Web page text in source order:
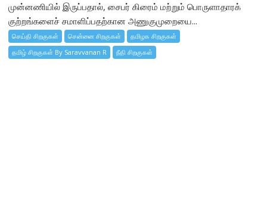
முன்னணியில் இருப்பதால், சைபர் கிரைம் மற்றும் பொருளாதாரக்
குற்றங்களைச் சமாளிப்பதற்கான அணுகுமுறையை...
செய்தி சிறகுகள் சென்னை சிறகுகள்
தமிழக சிறகுகள்
தமிழ் சிறகுகள் By Saravvanan R
நீதி சிறகுகள்